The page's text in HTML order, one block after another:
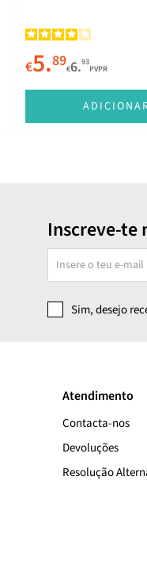
€5.89€6.93
PVPR
Inscreve-te
Sim, desejo
Atendimento
Contacta-nos
Devoluções
Resolução